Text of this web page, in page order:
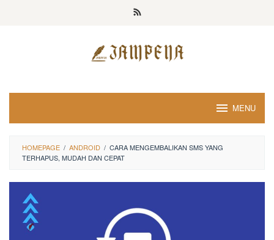
MENU
HOMEPAGE / ANDROID / CARA MENGEMBALIKAN SMS YANG
TERHAPUS, MUDAH DAN CEPAT